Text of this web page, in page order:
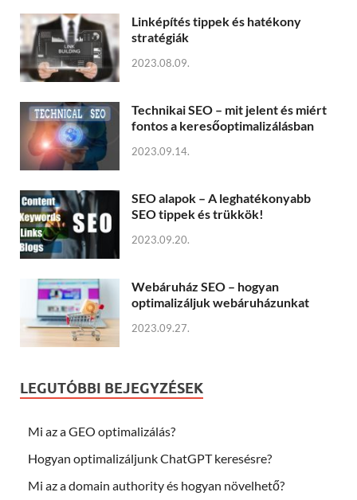
Linképítés tippek és hatékony
stratégiák
2023.08.09.
Technikai SEO – mit jelent és miért
fontos a keresőoptimalizálásban
2023.09.14.
SEO alapok – A leghatékonyabb
SEO tippek és trükkök!
2023.09.20.
Webáruház SEO – hogyan
optimalizáljuk webáruházunkat
2023.09.27.
LEGUTÓBBI BEJEGYZÉSEK
Mi az a GEO optimalizálás?
Hogyan optimalizáljunk ChatGPT keresésre?
Mi az a domain authority és hogyan növelhető?